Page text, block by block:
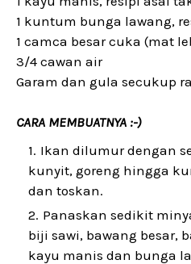
1 kuntum bunga lawang,
1 camca besar cuka (mat
3/4 cawan air
Garam dan gula secukup
CARA MEMBUATNYA :-)
Ikan dilumur dengan
kunyit, goreng hingga
dan toskan.
Panaskan sedikit
biji sawi, bawang besar,
kayu manis dan bunga